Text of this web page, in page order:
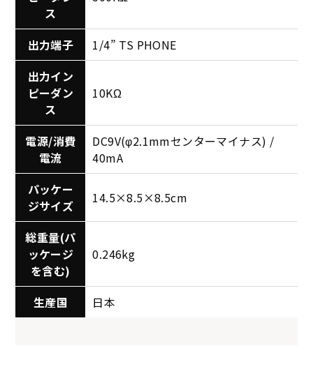
ス
出力端子
1/4” TS PHONE
出力イン
ピーダン
ス
10KΩ
電源/消費
電流
DC9V(φ2.1mmセンターマイナス) /
40mA
パッケー
ジサイズ
14.5×8.5×8.5cm
総重量(パ
ッケージ
を含む)
0.246kg
生産国 日本